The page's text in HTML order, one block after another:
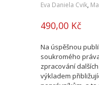
Eva Daniela Cvik,
490,00 Kč
Na úspěšnou
soukromého
zpracování
výkladem